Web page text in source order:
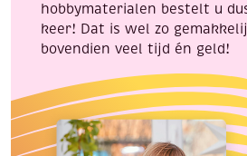
hobbymaterialen bestelt u
keer! Dat is wel zo
bovendien veel tijd én geld!